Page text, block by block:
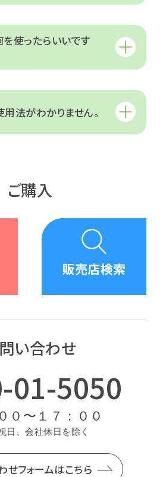
を使ったらいいです
法がわかりません。
ご購入
い合わせ
01-5050
０〜１７：００
⽇、会社休⽇を除く
せフォームはこちら